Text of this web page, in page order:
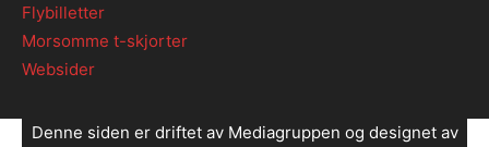
Flybilletter
Morsomme t-skjorter
Websider
Denne siden er driftet av Mediagruppen og designet av